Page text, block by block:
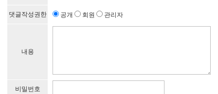
댓글작성권한 공개 회원 관리자
내용
비밀번호